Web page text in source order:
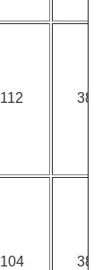
112
104